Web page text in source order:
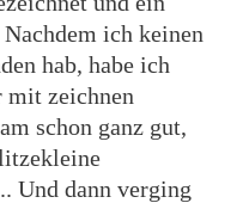
ich keinen
hab, habe ich
mit zeichnen
schon ganz gut,
Und dann verging